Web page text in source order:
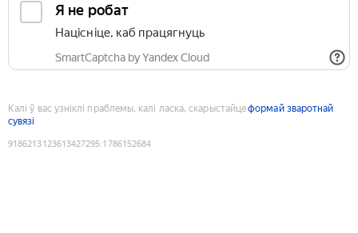
Я не робат
Націсніце, каб працягнуць
SmartCaptcha by Yandex Cloud
Калі ў вас узніклі праблемы, калі ласка, скарыстайцеформай зваротнай
сувязі
9186213123613427295:1786152684